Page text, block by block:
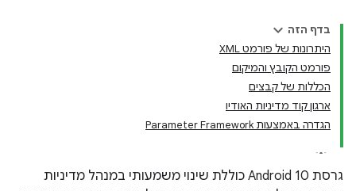
בדף הזה
היתרונות של פורמט XML
פורמט הקובץ והמיקום
הכללות של קבצים
ארגון קוד מדיניות האודיו
הגדרה באמצעות Parameter Framework
גרסת Android 10 כוללת שינוי משמעותי במנהל מדיניות